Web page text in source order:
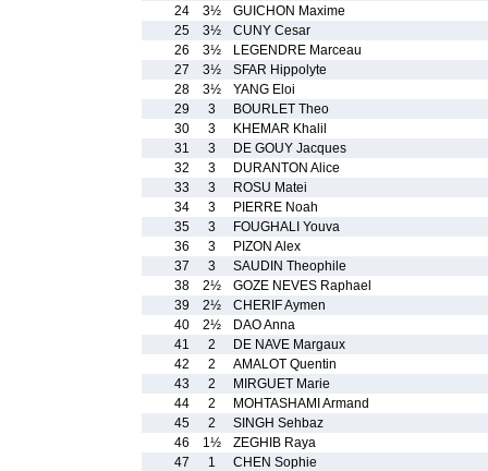
24
3½
GUICHON Maxime
25
3½
CUNY Cesar
26
3½
LEGENDRE Marceau
27
3½
SFAR Hippolyte
28
3½
YANG Eloi
29
3
BOURLET Theo
30
3
KHEMAR Khalil
31
3
DE GOUY Jacques
32
3
DURANTON Alice
33
3
ROSU Matei
34
3
PIERRE Noah
35
3
FOUGHALI Youva
36
3
PIZON Alex
37
3
SAUDIN Theophile
38
2½
GOZE NEVES Raphael
39
2½
CHERIF Aymen
40
2½
DAO Anna
41
2
DE NAVE Margaux
42
2
AMALOT Quentin
43
2
MIRGUET Marie
44
2
MOHTASHAMI Armand
45
2
SINGH Sehbaz
46
1½
ZEGHIB Raya
47
1
CHEN Sophie